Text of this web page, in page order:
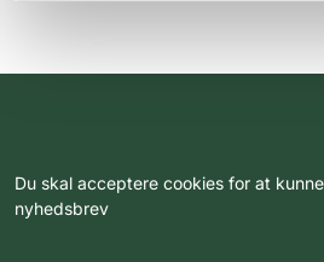
Du skal acceptere cookies for at
nyhedsbrev